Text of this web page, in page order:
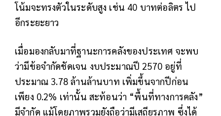
โน้มจะทรงตัวในระดับสูง เช่น 40 บาทต่อลิตร ไป
อีกระยะยาว
เมื่อมองกลับมาที่ฐานะการคลังของประเทศ จะพบ
ว่ามีข้อจำกัดชัดเจน งบประมาณปี 2570 อยู่ที่
ประมาณ 3.78 ล้านล้านบาท เพิ่มขึ้นจากปีก่อน
เพียง 0.2% เท่านั้น สะท้อนว่า “พื้นที่ทางการคลัง”
มีจำกัด แม้โดยภาพรวมยังถือว่ามีเสถียรภาพ ซึ่งได้